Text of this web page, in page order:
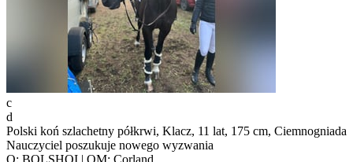
c
d
Polski koń szlachetny półkrwi, Klacz, 11 lat, 175 cm, Ciemnogniada
Nauczyciel poszukuje nowego wyzwania